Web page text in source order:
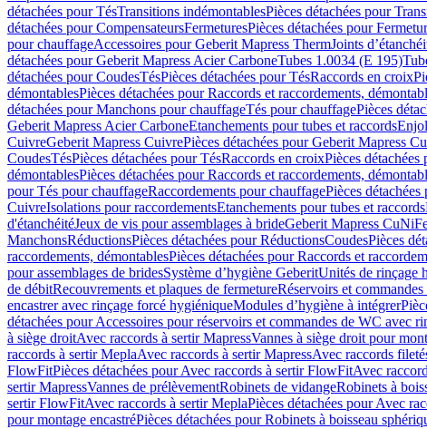
détachées pour TésTransitions indémontablesPièces détachées pour
détachées pour CompensateursFermeturesPièces détachées pour
pour chauffageAccessoires pour Geberit Mapress ThermJoints
détachées pour Geberit Mapress Acier CarboneTubes 1.0034 (E 195)
détachées pour CoudesTésPièces détachées pour TésRaccords en croix
démontablesPièces détachées pour Raccords et raccordements,
détachées pour Manchons pour chauffageTés pour chauffagePièces
Geberit Mapress Acier CarboneEtanchements pour tubes et raccords
CuivreGeberit Mapress CuivrePièces détachées pour Geberit Mapress
CoudesTésPièces détachées pour TésRaccords en croixPièces
démontablesPièces détachées pour Raccords et raccordements,
pour Tés pour chauffageRaccordements pour chauffagePièces
CuivreIsolations pour raccordementsEtanchements pour tubes et raccords
d'étanchéitéJeux de vis pour assemblages à brideGeberit Mapress
ManchonsRéductionsPièces détachées pour RéductionsCoudesPièces
raccordements, démontablesPièces détachées pour Raccords et
pour assemblages de bridesSystème d’hygiène GeberitUnités de rinçage
de débitRecouvrements et plaques de fermetureRéservoirs et
encastrer avec rinçage forcé hygiéniqueModules d’hygiène à intégrer
détachées pour Accessoires pour réservoirs et commandes de WC avec
à siège droitAvec raccords à sertir MapressVannes à siège droit pour
raccords à sertir MeplaAvec raccords à sertir MapressAvec raccords
FlowFitPièces détachées pour Avec raccords à sertir FlowFitAvec
sertir MapressVannes de prélèvementRobinets de vidangeRobinets à
sertir FlowFitAvec raccords à sertir MeplaPièces détachées pour Avec
pour montage encastréPièces détachées pour Robinets à boisseau